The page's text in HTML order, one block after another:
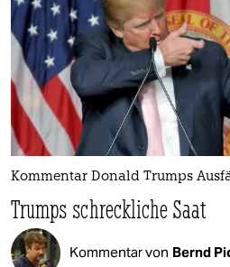
Kommentar Donald Trumps
Trumps schreckliche Saat
Kommentar von Bernd